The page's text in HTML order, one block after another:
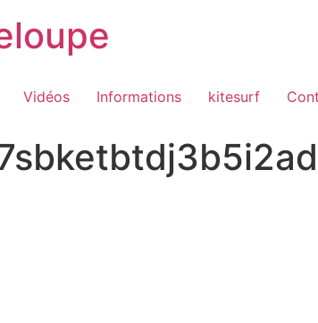
Vidéos Informations kitesurf